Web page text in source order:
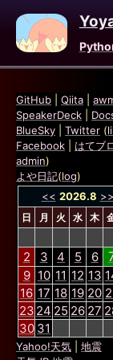
GitHub Qiita
SpeakerDeck
BlueSky
Twitter (
Facebook
はてブ
admin)
よや日記(log)
<< 2026.8 >>
日 月 火 水 木
2 3 4 5 6
9 10 11 12 13
16 17 18 19 20
23 24 25 26 27
30 31
Yahoo!天気
地震